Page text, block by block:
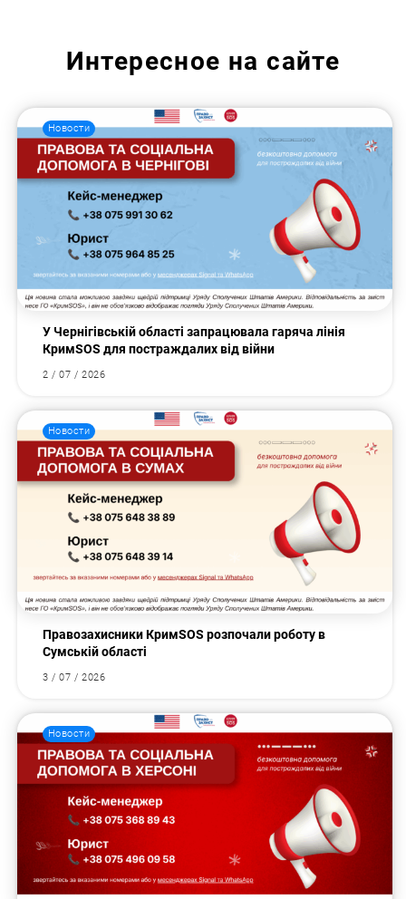
Интересное на сайте
Новости
У Чернігівській області запрацювала гаряча лінія
КримSOS для постраждалих від війни
2 / 07 / 2026
Новости
Правозахисники КримSOS розпочали роботу в
Сумській області
3 / 07 / 2026
Новости